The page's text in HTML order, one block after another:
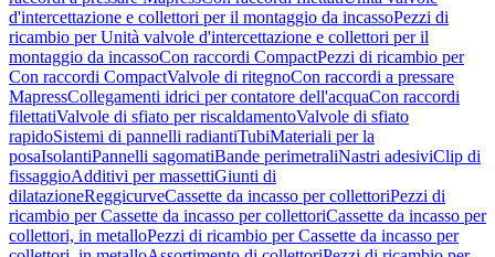
d'intercettazione e collettori per il montaggio da incassoPezzi di
ricambio per Unità valvole d'intercettazione e collettori per il
montaggio da incassoCon raccordi CompactPezzi di ricambio per
Con raccordi CompactValvole di ritegnoCon raccordi a pressare
MapressCollegamenti idrici per contatore dell'acquaCon raccordi
filettatiValvole di sfiato per riscaldamentoValvole di sfiato
rapidoSistemi di pannelli radiantiTubiMateriali per la
posaIsolantiPannelli sagomatiBande perimetraliNastri adesiviClip di
fissaggioAdditivi per massettiGiunti di
dilatazioneReggicurveCassette da incasso per collettoriPezzi di
ricambio per Cassette da incasso per collettoriCassette da incasso per
collettori, in metalloPezzi di ricambio per Cassette da incasso per